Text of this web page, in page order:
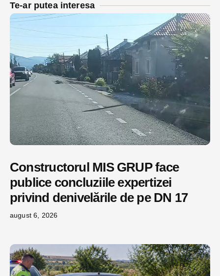
Te-ar putea interesa
Constructorul MIS GRUP face
publice concluziile expertizei
privind denivelările de pe DN 17
august 6, 2026